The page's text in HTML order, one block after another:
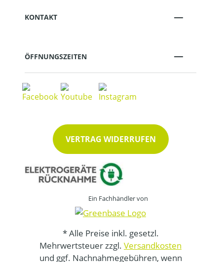
KONTAKT
ÖFFNUNGSZEITEN
VERTRAG WIDERRUFEN
Ein Fachhändler von
* Alle Preise inkl. gesetzl.
Mehrwertsteuer zzgl. Versandkosten
und ggf. Nachnahmegebühren, wenn